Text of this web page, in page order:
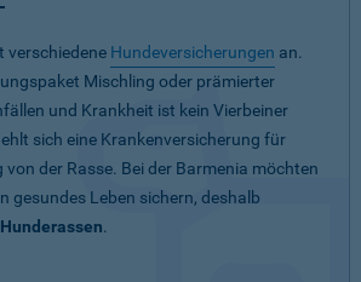
verschiedene Hundeversicherungen an.
Mischling oder prämierter
und Krankheit ist kein Vierbeiner
sich eine Krankenversicherung für
der Rasse. Bei der Barmenia möchten
gesundes Leben sichern, deshalb
.